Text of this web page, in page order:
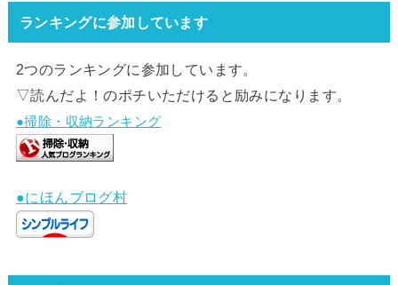
ランキングに参加しています
2つのランキングに参加しています。
▽読んだよ！のポチいただけると励みになります。
●掃除・収納ランキング
●にほんブログ村